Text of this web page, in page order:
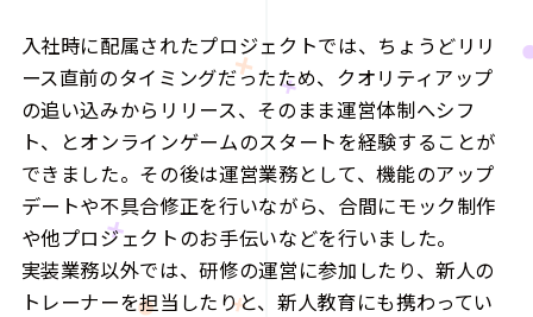
入社時に配属されたプロジェクトでは、ちょうどリリ
ース直前のタイミングだったため、クオリティアップ
の追い込みからリリース、そのまま運営体制へシフ
ト、とオンラインゲームのスタートを経験することが
できました。その後は運営業務として、機能のアップ
デートや不具合修正を行いながら、合間にモック制作
や他プロジェクトのお手伝いなどを行いました。
実装業務以外では、研修の運営に参加したり、新人の
トレーナーを担当したりと、新人教育にも携わってい